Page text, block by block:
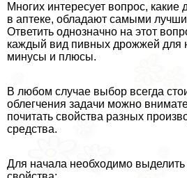
Многих интересует вопрос,
в аптеке, обладают самыми
Ответить однозначно на этот
каждый вид пивных дрожжей для
минусы и плюсы.
В любом случае выбор всегда
облегчения задачи можно
почитать свойства разных
средства.
Для начала необходимо